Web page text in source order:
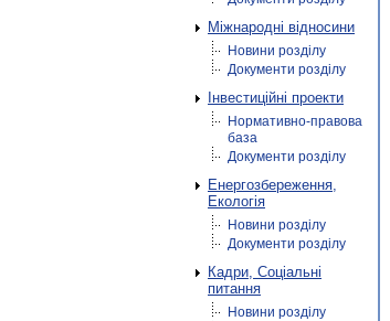
Міжнародні відносини
Новини розділу
Документи розділу
Інвестиційні проекти
Нормативно-правова
база
Документи розділу
Енергозбереження,
Екологія
Новини розділу
Документи розділу
Кадри, Соціальні
питання
Новини розділу